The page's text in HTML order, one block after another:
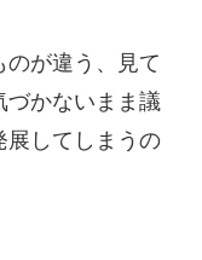
が違う、見て
づかないまま議
展してしまうの